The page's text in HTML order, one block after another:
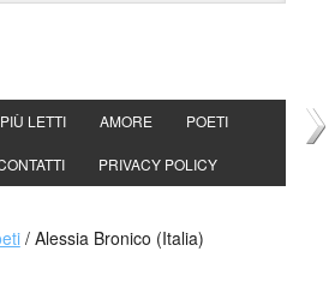
PIÙ LETTI AMORE POETI
PRIVACY POLICY
/Alessia Bronico (Italia)